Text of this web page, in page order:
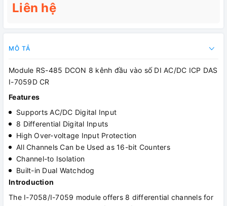
Liên hệ
MÔ TẢ
Module RS-485 DCON 8 kênh đầu vào số DI AC/DC ICP DAS
I-7059D CR
Features
Supports AC/DC Digital Input
8 Differential Digital Inputs
High Over-voltage Input Protection
All Channels Can be Used as 16-bit Counters
Channel-to Isolation
Built-in Dual Watchdog
Introduction
The I-7058/I-7059 module offers 8 differential channels for